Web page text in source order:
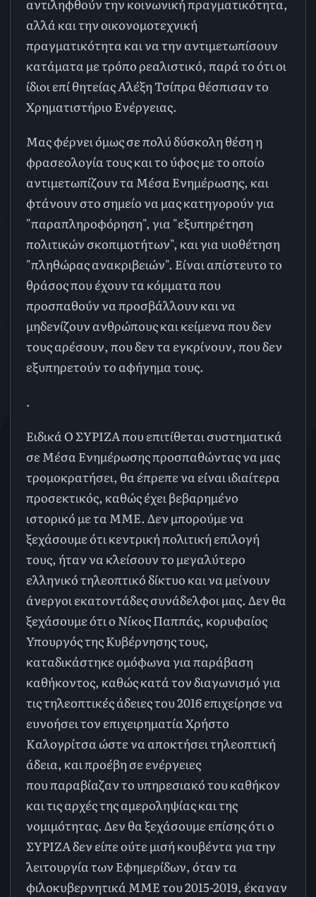
αντιληφθούν την κοινωνική πραγματικότητα,
αλλά και την οικονομοτεχνική
πραγματικότητα και να την αντιμετωπίσουν
κατάματα με τρόπο ρεαλιστικό, παρά το ότι οι
ίδιοι επί θητείας Αλέξη Τσίπρα θέσπισαν το
Χρηματιστήριο Ενέργειας.
Μας φέρνει όμως σε πολύ δύσκολη θέση η
φρασεολογία τους και το ύφος με το οποίο
αντιμετωπίζουν τα Μέσα Ενημέρωσης, και
φτάνουν στο σημείο να μας κατηγορούν για
"παραπληροφόρηση", για "εξυπηρέτηση
πολιτικών σκοπιμοτήτων", και για υιοθέτηση
"πληθώρας ανακριβειών". Είναι απίστευτο το
θράσος που έχουν τα κόμματα που
προσπαθούν να προσβάλλουν και να
μηδενίζουν ανθρώπους και κείμενα που δεν
τους αρέσουν, που δεν τα εγκρίνουν, που δεν
εξυπηρετούν το αφήγημα τους.
.
Ειδικά Ο ΣΥΡΙΖΑ που επιτίθεται συστηματικά
σε Μέσα Ενημέρωσης προσπαθώντας να μας
τρομοκρατήσει, θα έπρεπε να είναι ιδιαίτερα
προσεκτικός, καθώς έχει βεβαρημένο
ιστορικό με τα ΜΜΕ. Δεν μπορούμε να
ξεχάσουμε ότι κεντρική πολιτική επιλογή
τους, ήταν να κλείσουν το μεγαλύτερο
ελληνικό τηλεοπτικό δίκτυο και να μείνουν
άνεργοι εκατοντάδες συνάδελφοι μας. Δεν θα
ξεχάσουμε ότι ο Νίκος Παππάς, κορυφαίος
Υπουργός της Κυβέρνησης τους,
καταδικάστηκε ομόφωνα για παράβαση
καθήκοντος, καθώς κατά τον διαγωνισμό για
τις τηλεοπτικές άδειες του 2016 επιχείρησε να
ευνοήσει τον επιχειρηματία Χρήστο
Καλογρίτσα ώστε να αποκτήσει τηλεοπτική
άδεια, και προέβη σε ενέργειες
που παραβίαζαν το υπηρεσιακό του καθήκον
και τις αρχές της αμεροληψίας και της
νομιμότητας. Δεν θα ξεχάσουμε επίσης ότι ο
ΣΥΡΙΖΑ δεν είπε ούτε μισή κουβέντα για την
λειτουργία των Εφημερίδων, όταν τα
φιλοκυβερνητικά ΜΜΕ του 2015-2019, έκαναν